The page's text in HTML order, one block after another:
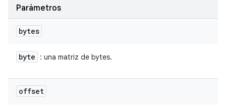
Parámetros
bytes
byte : una matriz de bytes.
offset